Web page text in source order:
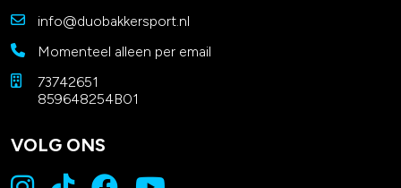
info@duobakkersport.nl
Momenteel alleen per email
73742651
859648254B01
VOLG ONS